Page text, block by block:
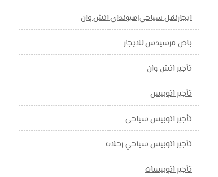
ايجارنقل سياحي|هيونداي اتش وان
باص مرسيدس للايجار
تأجير اتش وان
تأجير اتوبيس
تأجير اتوبيس سياحي
تأجير اتوبيس سياحي رحلات
تأجير اتوبيسات